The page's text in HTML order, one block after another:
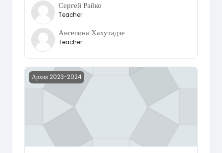
Сергей Райко
Teacher
Ангелина Хахутадзе
Teacher
Course image МДК.02.01 Компьютерные технологии в
Архив 2023-2024